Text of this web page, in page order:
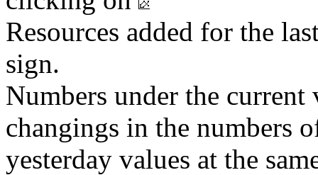
Resources added for the
sign.
Numbers under the
changings in the numbers
yesterday values at the